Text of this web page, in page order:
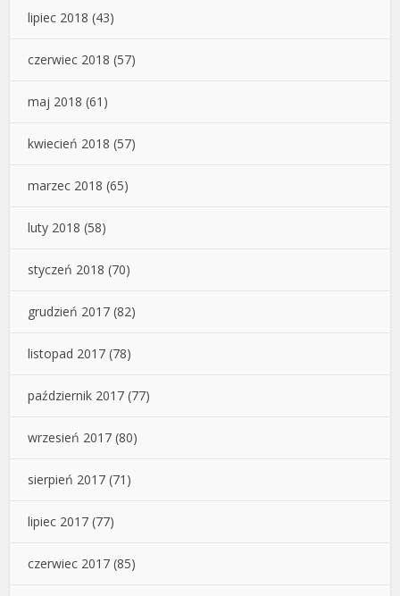
lipiec 2018 (43)
czerwiec 2018 (57)
maj 2018 (61)
kwiecień 2018 (57)
marzec 2018 (65)
luty 2018 (58)
styczeń 2018 (70)
grudzień 2017 (82)
listopad 2017 (78)
październik 2017 (77)
wrzesień 2017 (80)
sierpień 2017 (71)
lipiec 2017 (77)
czerwiec 2017 (85)